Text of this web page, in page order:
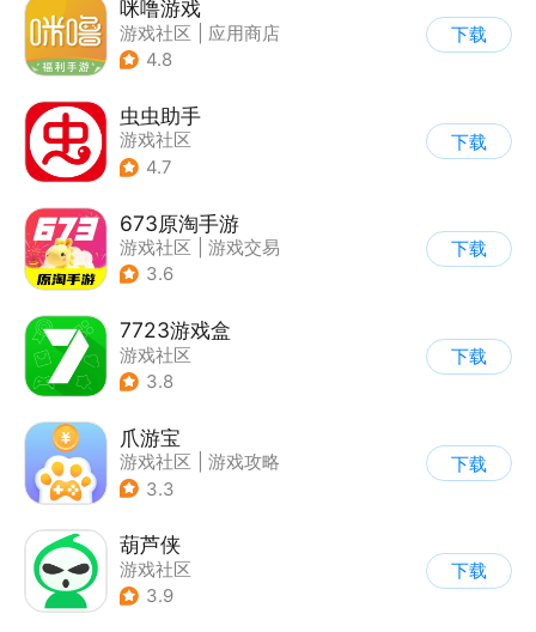
咪噜游戏
游戏社区
应用商店
4.8
下载
虫虫助手
游戏社区
4.7
下载
673原淘手游
游戏社区
游戏交易
3.6
下载
7723游戏盒
游戏社区
3.8
下载
爪游宝
游戏社区
游戏攻略
3.3
下载
葫芦侠
游戏社区
3.9
下载